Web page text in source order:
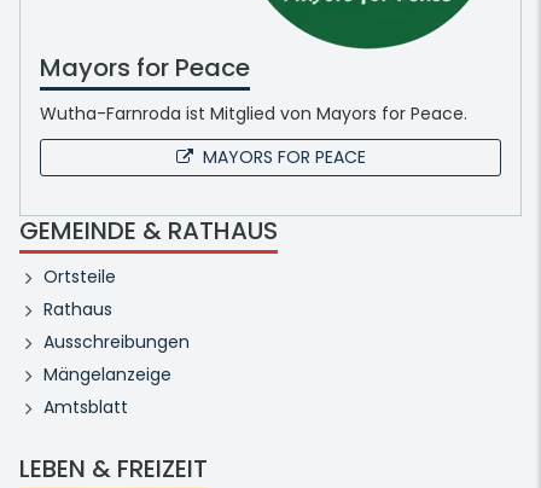
Mayors for Peace
Wutha-Farnroda ist Mitglied von Mayors for Peace.
MAYORS FOR PEACE
GEMEINDE & RATHAUS
Ortsteile
Rathaus
Ausschreibungen
Mängelanzeige
Amtsblatt
LEBEN & FREIZEIT